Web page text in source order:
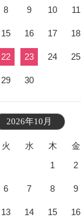
8 9 10 11
15 16 17 18
22 23 24 25
29 30
2026年10月
火 水 木 金
1
2
6 7 8 9
13 14 15 16